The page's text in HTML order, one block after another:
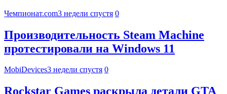
Чемпионат.com3 недели спустя 0
Производительность Steam Machine
протестировали на Windows 11
MobiDevices3 недели спустя 0
Rockstar Games раскрыла детали GTA